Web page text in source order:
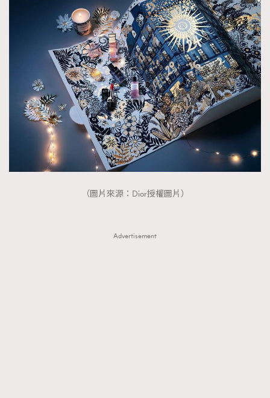
（圖片來源：Dior授權圖片）
Advertisement